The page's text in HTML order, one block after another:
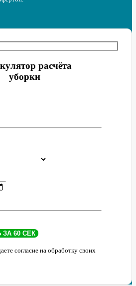
расчёта
уборки
согласие на обработку своих